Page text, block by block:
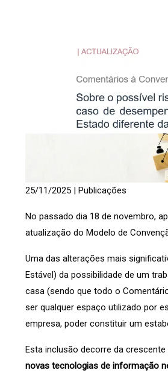
25/11/2025 Publicações
No passado dia 18 de novembro,
atualização do Modelo de
Uma das alterações mais
Estável) da possibilidade de um
casa (sendo que todo o
ser qualquer espaço utilizado por
empresa, poder constituir um
Esta inclusão decorre da
novas tecnologias de informação